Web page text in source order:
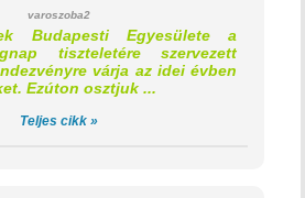
varoszoba2
Budapesti Egyesülete a
tiszteletére szervezett
várja az idei évben
Ezúton osztjuk ...
Teljes cikk »